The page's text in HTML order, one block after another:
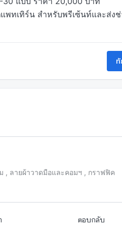
ทเทิร์น สำหรับพรีเซ้นท์และส่งช่
, ลายผ้าวาดมือและคอมฯ , กราฟฟิค
ตอบกลับ